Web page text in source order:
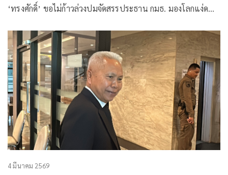
‘ทรงศักดิ์’ ขอไม่ก้าวล่วงปมจัดสรรประธาน กมธ. มองโลกแง่ด…
4 มีนาคม 2569